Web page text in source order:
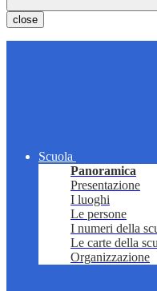
close
Scuola
Panoramica
Presentazione
I luoghi
Le persone
I numeri della
Le carte della
Organizzazione